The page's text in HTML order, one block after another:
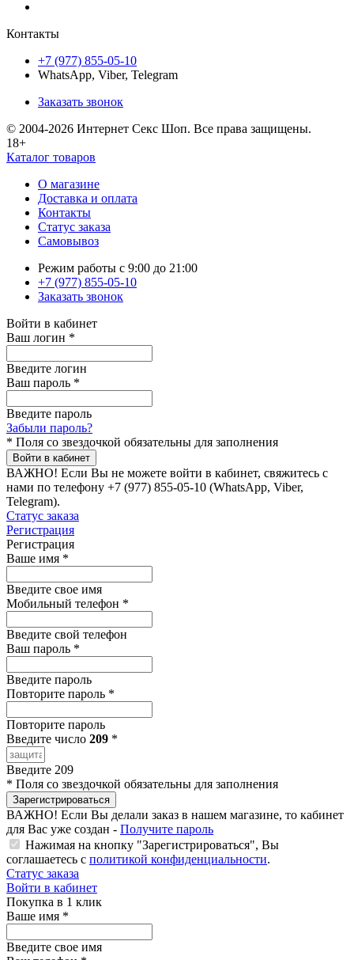
Контакты
+7 (977) 855-05-10
WhatsApp, Viber, Telegram
Заказать звонок
© 2004-2026 Интернет Секс Шоп. Все права защищены.
18+
Каталог товаров
О магазине
Доставка и оплата
Контакты
Статус заказа
Самовывоз
Режим работы с 9:00 до 21:00
+7 (977) 855-05-10
Заказать звонок
Войти в кабинет
Ваш логин *
Введите логин
Ваш пароль *
Введите пароль
Забыли пароль?
* Поля со звездочкой обязательны для заполнения
Войти в кабинет
ВАЖНО! Если Вы не можете войти в кабинет, свяжитесь с
нами по телефону +7 (977) 855-05-10 (WhatsApp, Viber,
Telegram).
Статус заказа
Регистрация
Регистрация
Ваше имя *
Введите свое имя
Мобильный телефон *
Введите свой телефон
Ваш пароль *
Введите пароль
Повторите пароль *
Повторите пароль
Введите число 209 *
Введите 209
* Поля со звездочкой обязательны для заполнения
Зарегистрироваться
ВАЖНО! Если Вы делали заказ в нашем магазине, то кабинет
для Вас уже создан - Получите пароль
Нажимая на кнопку "Зарегистрироваться", Вы
соглашаетесь с политикой конфиденциальности.
Статус заказа
Войти в кабинет
Покупка в 1 клик
Ваше имя *
Введите свое имя